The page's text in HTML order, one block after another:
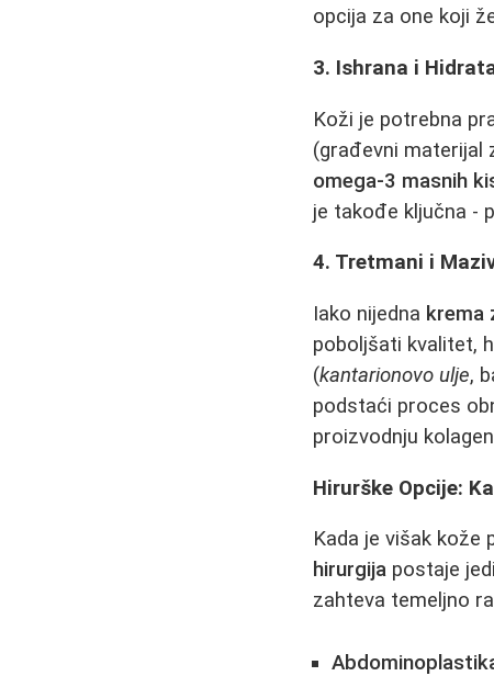
opcija za one koji
3. Ishrana i
Koži je potrebna
(građevni materijal
omega-3 masnih
je takođe ključna -
4. Tretmani i
Iako nijedna krema
poboljšati kvalitet,
(kantarionovo ulje,
podstaći proces
proizvodnju
Hirurške Opcije:
Kada je višak kože
hirurgija postaje
zahteva temeljno